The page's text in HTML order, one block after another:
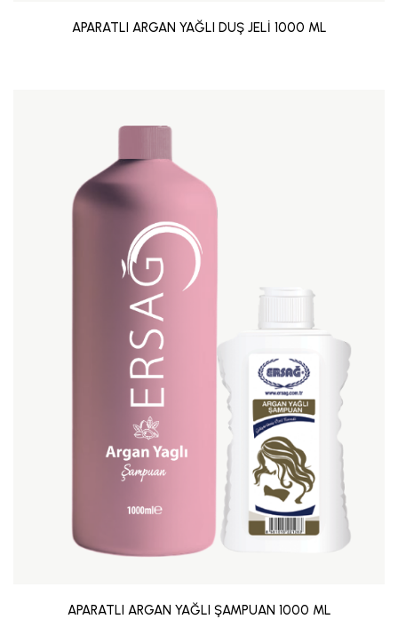
APARATLI ARGAN YAĞLI DUŞ JELİ 1000 ML
APARATLI ARGAN YAĞLI ŞAMPUAN 1000 ML